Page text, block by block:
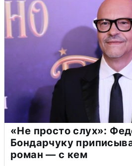
«Не просто слух»:
Бондарчуку
роман — с кем